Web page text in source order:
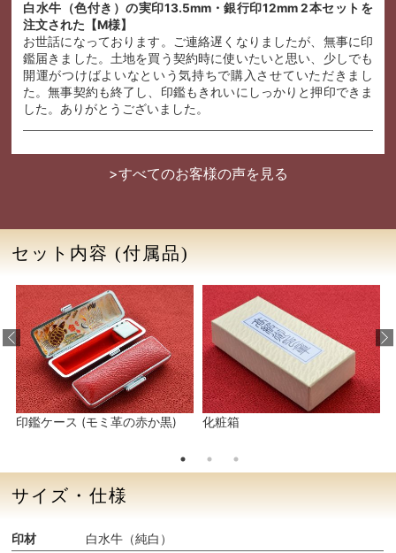
白水牛（色付き）の実印13.5mm・銀行印12mm 2本セットを
注文された【M様】
お世話になっております。ご連絡遅くなりましたが、無事に印
鑑届きました。土地を買う契約時に使いたいと思い、少しでも
開運がつけばよいなという気持ちで購入させていただきまし
た。無事契約も終了し、印鑑もきれいにしっかりと押印できま
した。ありがとうございました。
>すべてのお客様の声を見る
セット内容(付属品)
印鑑ケース (モミ革の赤か黒) 化粧箱
サイズ・仕様
印材
白水牛（純白）